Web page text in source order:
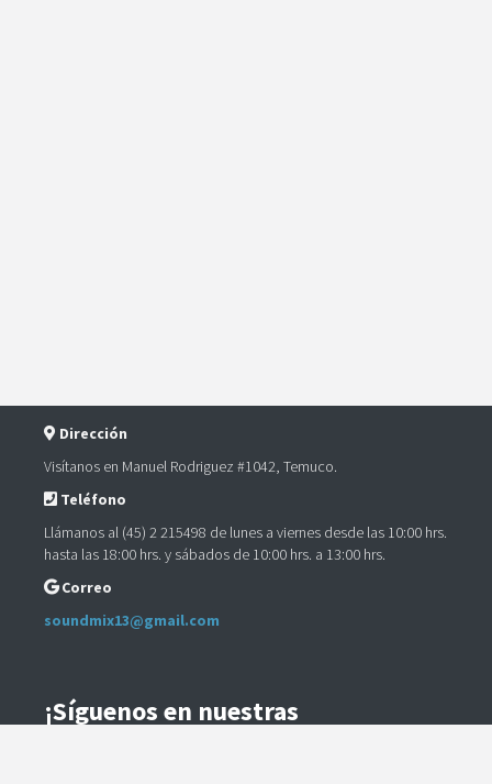
Dirección
Visítanos en Manuel Rodriguez #1042, Temuco.
Teléfono
Llámanos al (45) 2 215498 de lunes a viernes desde las 10:00 hrs.
hasta las 18:00 hrs. y sábados de 10:00 hrs. a 13:00 hrs.
Correo
soundmix13@gmail.com
¡Síguenos en nuestras